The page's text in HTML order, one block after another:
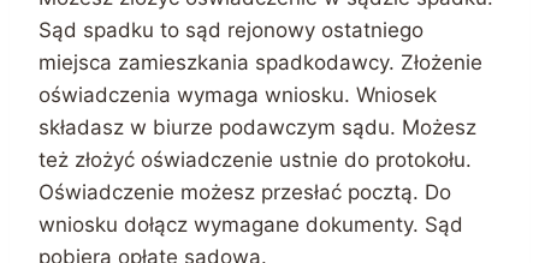
Sąd spadku to sąd rejonowy ostatniego
miejsca zamieszkania spadkodawcy. Złożenie
oświadczenia wymaga wniosku. Wniosek
składasz w biurze podawczym sądu. Możesz
też złożyć oświadczenie ustnie do protokołu.
Oświadczenie możesz przesłać pocztą. Do
wniosku dołącz wymagane dokumenty. Sąd
pobiera opłatę sądową.